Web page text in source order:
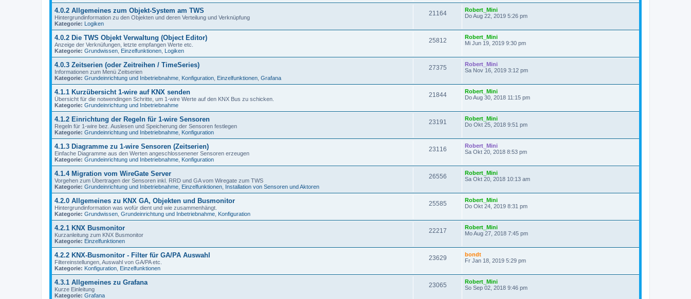
4.0.2 Allgemeines zum Objekt-System am TWS
Hintergrundinformation zu den Objekten und deren Verteilung und Verknüpfung
Kategorie: Logiken
21164
Robert_Mini
Do Aug 22, 2019 5:26 pm
4.0.2 Die TWS Objekt Verwaltung (Object Editor)
Anzeige der Verknüfungen, letzte empfangen Werte etc.
Kategorie: Grundwissen Einzelfunktionen Logiken
25812
Robert_Mini
Mi Jun 19, 2019 9:30 pm
4.0.3 Zeitserien (oder Zeitreihen / TimeSeries)
Informationen zum Menü Zeitserien
Kategorie: Grundeinrichtung und Inbetriebnahme Konfiguration Einzelfunktionen Grafana
27375
Robert_Mini
Sa Nov 16, 2019 3:12 pm
4.1.1 Kurzübersicht 1-wire auf KNX senden
Übersicht für die notwendingen Schritte, um 1-wire Werte auf den KNX Bus zu schicken.
Kategorie: Grundeinrichtung und Inbetriebnahme
21844
Robert_Mini
Do Aug 30, 2018 11:15 pm
4.1.2 Einrichtung der Regeln für 1-wire Sensoren
Regeln für 1-wire bez. Auslesen und Speicherung der Sensoren festlegen
Kategorie: Grundeinrichtung und Inbetriebnahme Konfiguration
23191
Robert_Mini
Do Okt 25, 2018 9:51 pm
4.1.3 Diagramme zu 1-wire Sensoren (Zeitserien)
Einfache Diagramme aus den Werten angeschlossenener Sensoren erzeugen
Kategorie: Grundeinrichtung und Inbetriebnahme Konfiguration
23116
Robert_Mini
Sa Okt 20, 2018 8:53 pm
4.1.4 Migration vom WireGate Server
Vorgehen zum Übertragen der Sensoren inkl. RRD und GA vom Wiregate zum TWS
Kategorie: Grundeinrichtung und Inbetriebnahme Einzelfunktionen Installation von Sensoren und Aktoren
26556
Robert_Mini
Sa Okt 20, 2018 10:13 am
4.2.0 Allgemeines zu KNX GA, Objekten und Busmonitor
Hintergrundinformation was wofür dient und wie zusammenhängt.
Kategorie: Grundwissen Grundeinrichtung und Inbetriebnahme Konfiguration
25585
Robert_Mini
Do Okt 24, 2019 8:31 pm
4.2.1 KNX Busmonitor
Kurzanleitung zum KNX Busmonitor
Kategorie: Einzelfunktionen
22217
Robert_Mini
Mo Aug 27, 2018 7:45 pm
4.2.2 KNX-Busmonitor - Filter für GA/PA Auswahl
Filtereinstellungen, Auswahl von GA/PA etc.
Kategorie: Konfiguration Einzelfunktionen
23629
bondt
Fr Jan 18, 2019 5:29 pm
4.3.1 Allgemeines zu Grafana
Kurze Einleitung
Kategorie: Grafana
23065
Robert_Mini
So Sep 02, 2018 9:46 pm